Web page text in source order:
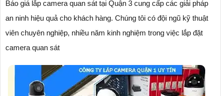
Báo giá lắp camera quan sát tại Quận 3 cung cấp các giải pháp
an ninh hiệu quả cho khách hàng. Chúng tôi có đội ngũ kỹ thuật
viên chuyên nghiệp, nhiều năm kinh nghiệm trong việc lắp đặt
camera quan sát